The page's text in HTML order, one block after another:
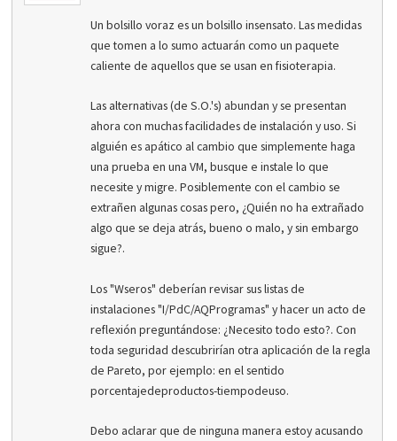
Un bolsillo voraz es un bolsillo insensato. Las medidas
que tomen a lo sumo actuarán como un paquete
caliente de aquellos que se usan en fisioterapia.
Las alternativas (de S.O.'s) abundan y se presentan
ahora con muchas facilidades de instalación y uso. Si
alguién es apático al cambio que simplemente haga
una prueba en una VM, busque e instale lo que
necesite y migre. Posiblemente con el cambio se
extrañen algunas cosas pero, ¿Quién no ha extrañado
algo que se deja atrás, bueno o malo, y sin embargo
sigue?.
Los "Wseros" deberían revisar sus listas de
instalaciones "I/PdC/AQProgramas" y hacer un acto de
reflexión preguntándose: ¿Necesito todo esto?. Con
toda seguridad descubrirían otra aplicación de la regla
de Pareto, por ejemplo: en el sentido
porcentajedeproductos-tiempodeuso.
Debo aclarar que de ninguna manera estoy acusando